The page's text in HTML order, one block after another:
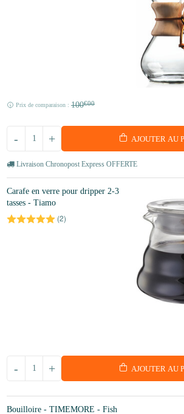
Prix de comparaison : 100€00
+
- AJOUTER AU
Livraison Chronopost Express OFFERTE
Carafe en verre pour dripper 2-3
tasses - Tiamo
(2)
+
- AJOUTER AU
Bouilloire - TIMEMORE - Fish